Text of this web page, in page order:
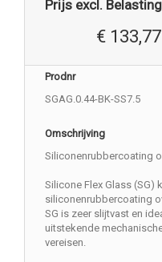
Prijs excl. Belasting
€ 133,77
Prodnr
SGAG.0.44-BK-SS7.5
Omschrijving
Siliconenrubbercoating
Silicone Flex Glass (SG)
siliconenrubbercoating
SG is zeer slijtvast en
uitstekende
vereisen.